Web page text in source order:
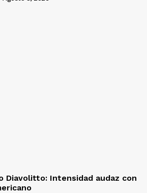
Diavolitto: Intensidad audaz con